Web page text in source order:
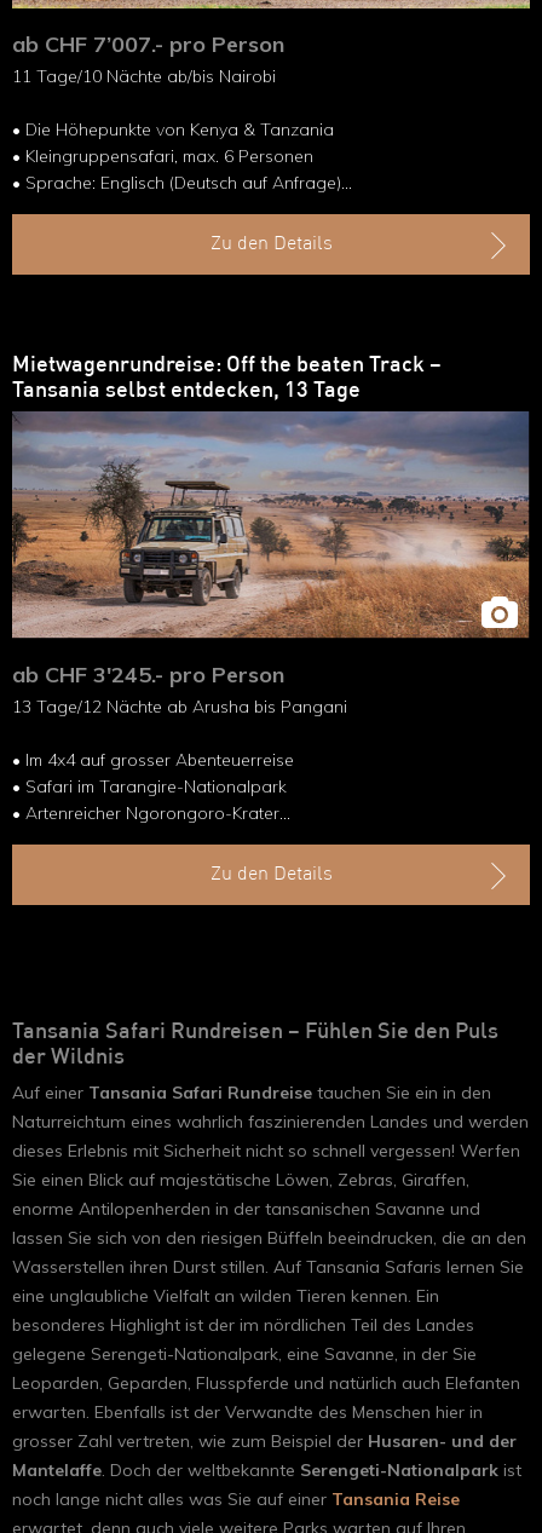
ab CHF 7’007.- pro Person
11 Tage/10 Nächte ab/bis Nairobi
• Die Höhepunkte von Kenya & Tanzania
• Kleingruppensafari, max. 6 Personen
• Sprache: Englisch (Deutsch auf Anfrage)
• Reise im 4x4 Fahrzeug
Zu den Details
Mietwagenrundreise: Off the beaten Track –
Tansania selbst entdecken, 13 Tage
ab CHF 3'245.- pro Person
13 Tage/12 Nächte ab Arusha bis Pangani
• Im 4x4 auf grosser Abenteuerreise
• Safari im Tarangire-Nationalpark
• Artenreicher Ngorongoro-Krater
• Wandern in den Usambara-Bergen
• Verlassene Strände in PanganiZu den Details
Tansania Safari Rundreisen – Fühlen Sie den Puls
der Wildnis
Auf einer Tansania Safari Rundreise tauchen Sie ein in den
Naturreichtum eines wahrlich faszinierenden Landes und werden
dieses Erlebnis mit Sicherheit nicht so schnell vergessen! Werfen
Sie einen Blick auf majestätische Löwen, Zebras, Giraffen,
enorme Antilopenherden in der tansanischen Savanne und
lassen Sie sich von den riesigen Büffeln beeindrucken, die an den
Wasserstellen ihren Durst stillen. Auf Tansania Safaris lernen Sie
eine unglaubliche Vielfalt an wilden Tieren kennen. Ein
besonderes Highlight ist der im nördlichen Teil des Landes
gelegene Serengeti-Nationalpark, eine Savanne, in der Sie
Leoparden, Geparden, Flusspferde und natürlich auch Elefanten
erwarten. Ebenfalls ist der Verwandte des Menschen hier in
grosser Zahl vertreten, wie zum Beispiel der Husaren- und der
Mantelaffe. Doch der weltbekannte Serengeti-Nationalpark ist
noch lange nicht alles was Sie auf einer Tansania Reise
erwartet, denn auch viele weitere Parks warten auf Ihren